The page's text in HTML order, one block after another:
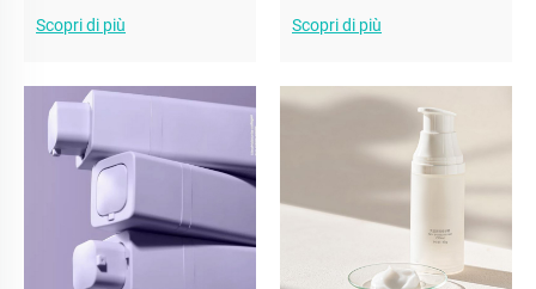
dell'imballaggio: la
crescita delle bottiglie
Scopri di più
formulazioni per pelli
sensibili
Scopri di più